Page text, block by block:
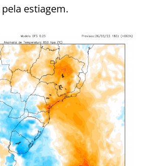
estiagem.